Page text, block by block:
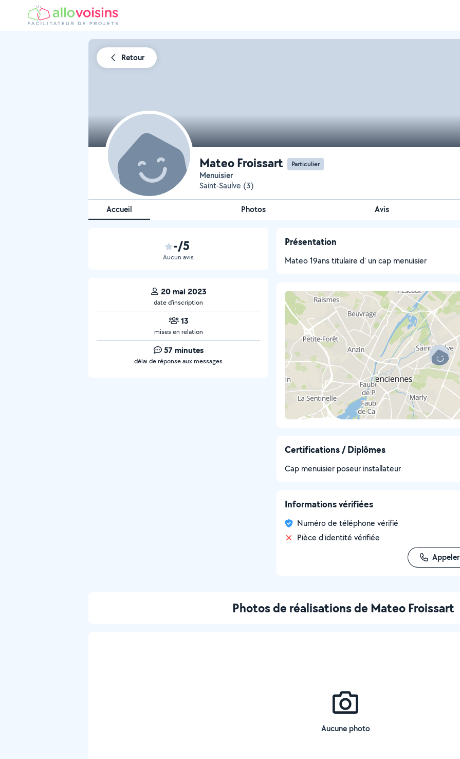
Retour
Mateo Froissart Particulier
Menuisier
Saint-Saulve (3)
Accueil Photos Avis
-/5
Aucun avis
20 mai 2023
date d’inscription
13
mises en relation
57 minutes
délai de réponse aux messages
Présentation
Mateo 19ans titulaire d' un cap menuisier
Certifications / Diplômes
Cap menuisier poseur installateur
Informations vérifiées
Numéro de téléphone vérifié
Pièce d'identité vérifiée
Appeler
Photos de réalisations de Mateo Froissart
Aucune photo